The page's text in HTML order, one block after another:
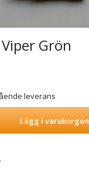
Grön
leverans
Lägg i varukorgen